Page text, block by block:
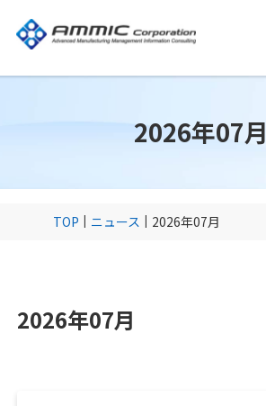
2026年07月
TOP ニュース 2026年07月
2026年07月